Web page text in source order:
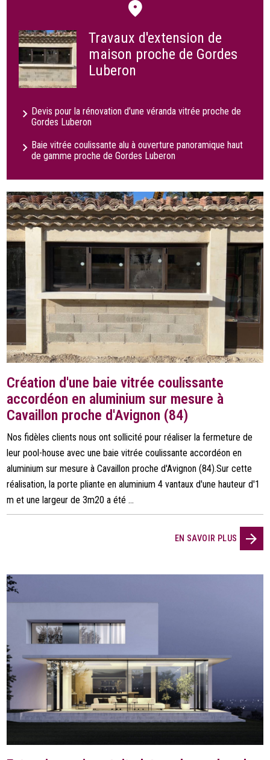
Travaux d'extension de
maison proche de Gordes
Luberon
Devis pour la rénovation d'une véranda vitrée proche de
Gordes Luberon
Baie vitrée coulissante alu à ouverture panoramique haut
de gamme proche de Gordes Luberon
Création d'une baie vitrée coulissante
accordéon en aluminium sur mesure à
Cavaillon proche d'Avignon (84)
Nos fidèles clients nous ont sollicité pour réaliser la fermeture de
leur pool-house avec une baie vitrée coulissante accordéon en
aluminium sur mesure à Cavaillon proche d'Avignon (84).Sur cette
réalisation, la porte pliante en aluminium 4 vantaux d'une hauteur d'1
m et une largeur de 3m20 a été ...
EN SAVOIR PLUS